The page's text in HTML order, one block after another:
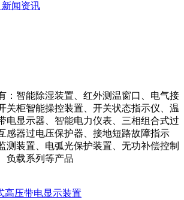
新闻资讯
：智能除湿装置、红外测温窗口、电气接
关柜智能操控装置、开关状态指示仪、温
电显示器、智能电力仪表、三相组合式过
感器过电压保护器、接地短路故障指示
测装置、电弧光保护装置、无功补偿控制
负载系列等产品
高压带电显示装置